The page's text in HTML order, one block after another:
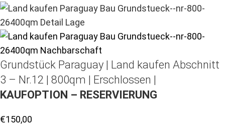
Grundstück Paraguay | Land kaufen Abschnitt
3 – Nr.12 | 800qm | Erschlossen |
KAUFOPTION – RESERVIERUNG
€150,00